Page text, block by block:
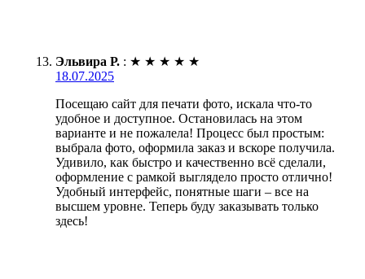
Эльвира Р. : ★ ★ ★ ★ ★
18.07.2025
Посещаю сайт для печати фото, искала что-то
удобное и доступное. Остановилась на этом
варианте и не пожалела! Процесс был простым:
выбрала фото, оформила заказ и вскоре получила.
Удивило, как быстро и качественно всё сделали,
оформление с рамкой выглядело просто отлично!
Удобный интерфейс, понятные шаги – все на
высшем уровне. Теперь буду заказывать только
здесь!